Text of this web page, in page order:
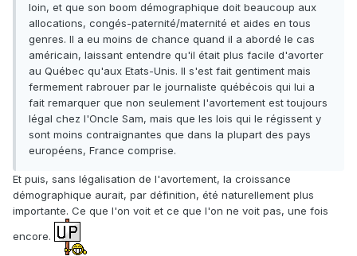
loin, et que son boom démographique doit beaucoup aux
allocations, congés-paternité/maternité et aides en tous
genres. Il a eu moins de chance quand il a abordé le cas
américain, laissant entendre qu'il était plus facile d'avorter
au Québec qu'aux Etats-Unis. Il s'est fait gentiment mais
fermement rabrouer par le journaliste québécois qui lui a
fait remarquer que non seulement l'avortement est toujours
légal chez l'Oncle Sam, mais que les lois qui le régissent y
sont moins contraignantes que dans la plupart des pays
européens, France comprise.
Et puis, sans légalisation de l'avortement, la croissance
démographique aurait, par définition, été naturellement plus
importante. Ce que l'on voit et ce que l'on ne voit pas, une fois
encore.